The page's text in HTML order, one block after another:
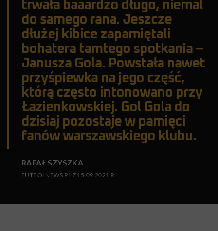
trwała baaardzo długo, niemal
do samego rana. Jeszcze
dłużej kibice zapamiętali
bohatera tamtego spotkania –
Janusza Gola. Powstała nawet
przyśpiewka na jego część,
którą często intonowano przy
Łazienkowskiej. Gol Gola do
dzisiaj pozostaje w pamięci
fanów warszawskiego klubu.
RAFAŁ SZYSZKA
FUTBOLNEWS.PL Z 15.09.2021 R.